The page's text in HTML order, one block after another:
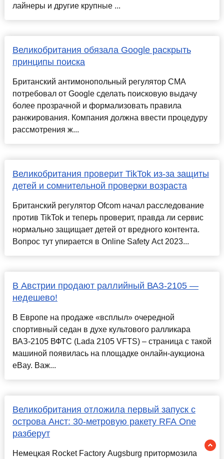
лайнеры и другие крупные ...
Великобритания обязала Google раскрыть
принципы поиска
Британский антимонопольный регулятор CMA
потребовал от Google сделать поисковую выдачу
более прозрачной и формализовать правила
ранжирования. Компания должна ввести процедуру
рассмотрения ж...
Великобритания проверит TikTok из-за защиты
детей и сомнительной проверки возраста
Британский регулятор Ofcom начал расследование
против TikTok и теперь проверит, правда ли сервис
нормально защищает детей от вредного контента.
Вопрос тут упирается в Online Safety Act 2023...
В Австрии продают раллийный ВАЗ-2105 —
недешево!
В Европе на продаже «всплыл» очередной
спортивный седан в духе культового ралликара
ВАЗ-2105 ВФТС (Lada 2105 VFTS) – страница с такой
машиной появилась на площадке онлайн-аукциона
eBay. Важ...
Великобритания отложила первый запуск с
острова Анст: 30-метровую ракету RFA One
разберут
Немецкая Rocket Factory Augsburg притормозила